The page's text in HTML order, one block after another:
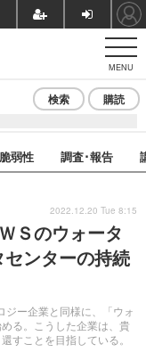
MENU
検索 購読
弱性 調査･報告
Ｓのウォータ
ンターの持続
ー企業と同様に、「ウォ
る。こうした企業は、貴
すことを目指している。
2022.12.20 Tue 8:15